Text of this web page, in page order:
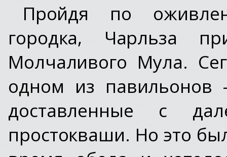
Пройдя по
городка, Чарльза
Молчаливого Мула.
одном из павильонов
доставленные с
простокваши. Но это